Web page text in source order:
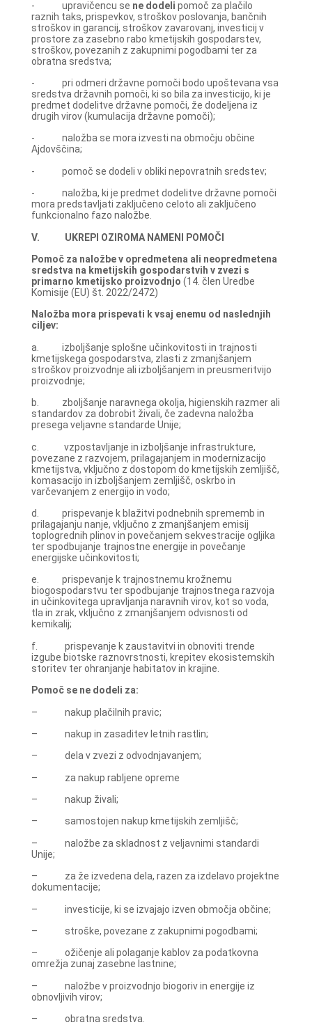
- upravičencu se ne dodeli pomoč za plačilo
raznih taks, prispevkov, stroškov poslovanja, bančnih
stroškov in garancij, stroškov zavarovanj, investicij v
prostore za zasebno rabo kmetijskih gospodarstev,
stroškov, povezanih z zakupnimi pogodbami ter za
obratna sredstva;
- pri odmeri državne pomoči bodo upoštevana vsa
sredstva državnih pomoči, ki so bila za investicijo, ki je
predmet dodelitve državne pomoči, že dodeljena iz
drugih virov (kumulacija državne pomoči);
- naložba se mora izvesti na območju občine
Ajdovščina;
- pomoč se dodeli v obliki nepovratnih sredstev;
- naložba, ki je predmet dodelitve državne pomoči
mora predstavljati zaključeno celoto ali zaključeno
funkcionalno fazo naložbe.
V. UKREPI OZIROMA NAMENI POMOČI
Pomoč za naložbe v opredmetena ali neopredmetena
sredstva na kmetijskih gospodarstvih v zvezi s
primarno kmetijsko proizvodnjo (14. člen Uredbe
Komisije (EU) št. 2022/2472)
Naložba mora prispevati k vsaj enemu od naslednjih
ciljev:
a. izboljšanje splošne učinkovitosti in trajnosti
kmetijskega gospodarstva, zlasti z zmanjšanjem
stroškov proizvodnje ali izboljšanjem in preusmeritvijo
proizvodnje;
b. zboljšanje naravnega okolja, higienskih razmer ali
standardov za dobrobit živali, če zadevna naložba
presega veljavne standarde Unije;
c. vzpostavljanje in izboljšanje infrastrukture,
povezane z razvojem, prilagajanjem in modernizacijo
kmetijstva, vključno z dostopom do kmetijskih zemljišč,
komasacijo in izboljšanjem zemljišč, oskrbo in
varčevanjem z energijo in vodo;
d. prispevanje k blažitvi podnebnih sprememb in
prilagajanju nanje, vključno z zmanjšanjem emisij
toplogrednih plinov in povečanjem sekvestracije ogljika
ter spodbujanje trajnostne energije in povečanje
energijske učinkovitosti;
e. prispevanje k trajnostnemu krožnemu
biogospodarstvu ter spodbujanje trajnostnega razvoja
in učinkovitega upravljanja naravnih virov, kot so voda,
tla in zrak, vključno z zmanjšanjem odvisnosti od
kemikalij;
f. prispevanje k zaustavitvi in obnoviti trende
izgube biotske raznovrstnosti, krepitev ekosistemskih
storitev ter ohranjanje habitatov in krajine.
Pomoč se ne dodeli za:
– nakup plačilnih pravic;
– nakup in zasaditev letnih rastlin;
– dela v zvezi z odvodnjavanjem;
– za nakup rabljene opreme
– nakup živali;
– samostojen nakup kmetijskih zemljišč;
– naložbe za skladnost z veljavnimi standardi
Unije;
– za že izvedena dela, razen za izdelavo projektne
dokumentacije;
– investicije, ki se izvajajo izven območja občine;
– stroške, povezane z zakupnimi pogodbami;
– ožičenje ali polaganje kablov za podatkovna
omrežja zunaj zasebne lastnine;
– naložbe v proizvodnjo biogoriv in energije iz
obnovljivih virov;
– obratna sredstva.